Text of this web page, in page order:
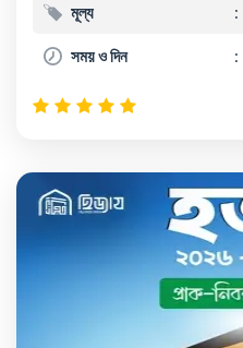
মূল্য
সময় ও দিন